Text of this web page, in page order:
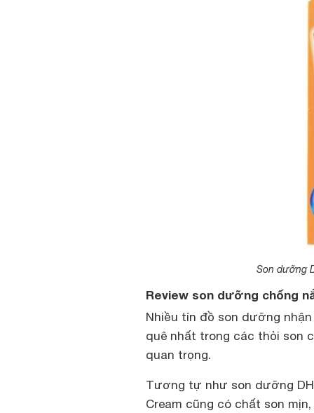
Son dưỡng
Review son dưỡng chống
Nhiều tín đồ son dưỡng
quê nhất trong các thỏi son
quan trọng.
Tương tự như son dưỡng
Cream cũng có chất son